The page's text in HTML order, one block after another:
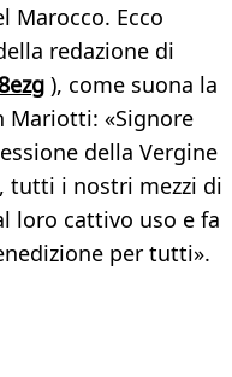
Marocco. Ecco
redazione di
), come suona la
Mariotti: «Signore
della Vergine
tutti i nostri mezzi di
loro cattivo uso e fa
per tutti».